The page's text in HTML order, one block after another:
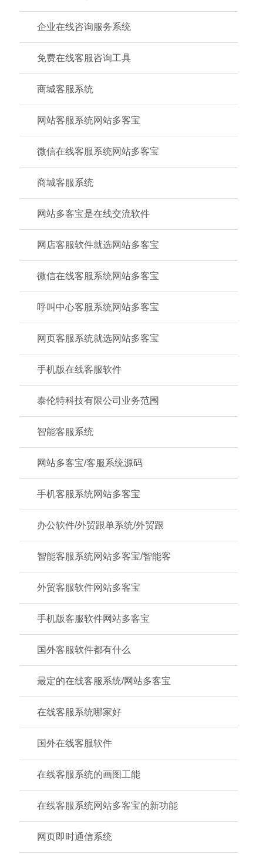
企业在线咨询服务系统
免费在线客服咨询工具
商城客服系统
网站客服系统网站多客宝
微信在线客服系统网站多客宝
商城客服系统
网站多客宝是在线交流软件
网店客服软件就选网站多客宝
微信在线客服系统网站多客宝
呼叫中心客服系统网站多客宝
网页客服系统就选网站多客宝
手机版在线客服软件
泰伦特科技有限公司业务范围
智能客服系统
网站多客宝/客服系统源码
手机客服系统网站多客宝
办公软件/外贸跟单系统/外贸跟
智能客服系统网站多客宝/智能客
外贸客服软件网站多客宝
手机版客服软件网站多客宝
国外客服软件都有什么
最定的在线客服系统/网站多客宝
在线客服系统哪家好
国外在线客服软件
在线客服系统的画图工能
在线客服系统网站多客宝的新功能
网页即时通信系统